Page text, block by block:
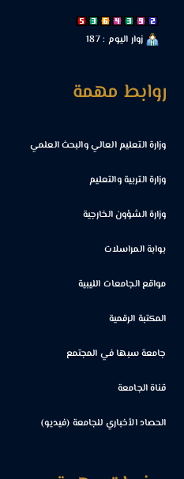
زوار اليوم : 187
روابط مهمة
وزارة التعليم العالي والبحث العلمي
وزارة التربية والتعليم
وزارة الشؤون الخارجية
بوابة المراسلات
مواقع الجامعات الليبية
المكتبة الرقمية
جامعة سبها في المجتمع
قناة الجامعة
الحصاد الأخباري للجامعة (فيديو)